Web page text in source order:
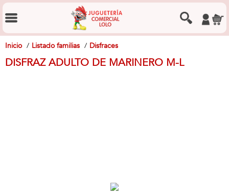
Inicio Listado familias Disfraces
DISFRAZ ADULTO DE MARINERO M-L